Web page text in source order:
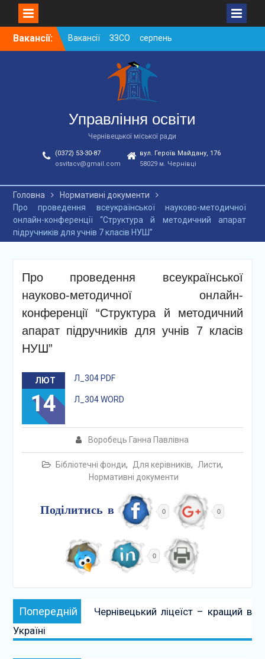
SkipВакансії:
Вакансії ЗЗСО серпень
2026
Вакансії ЗЗСО червень
Вакансії у ЗДО та
дошкільних підрозділах
ЗЗСО станом на
01.08.2026 р.
Управління освіти
Чернівецької міської ради
(0372) 53-30-87
osvitacv@gmail.com
вул. Героїв Майдану, 176
58029 м. Чернівці
Головна
Нормативні документи
Про проведення всеукраїнської науково-методичної
онлайн-конференції “Структура й методичний апарат
підручників для учнів 7 класів НУШ”
Про проведення всеукраїнської
науково-методичної онлайн-
конференції “Структура й методичний
апарат підручників для учнів 7 класів
НУШ”
ЛЮТ
14
Воробець Ганна Павлівна
Бібліотечні фонди, Для керівників, Листи,
Нормативні документи
Л_304 PDF
Л_304 WORD
Поділитись в 0 0
0
Навігація
записів
Попередній Попередній:
Чернівецький ліцеїст – кращий в
Україні